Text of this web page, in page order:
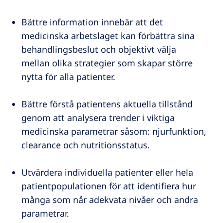
Bättre information innebär att det
medicinska arbetslaget kan förbättra sina
behandlingsbeslut och objektivt välja
mellan olika strategier som skapar större
nytta för alla patienter.
Bättre förstå patientens aktuella tillstånd
genom att analysera trender i viktiga
medicinska parametrar såsom: njurfunktion,
clearance och nutritionsstatus.
Utvärdera individuella patienter eller hela
patientpopulationen för att identifiera hur
många som når adekvata nivåer och andra
parametrar.